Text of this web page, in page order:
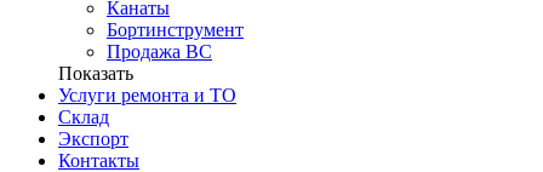
Канаты
Бортинструмент
Продажа ВС
Показать
Услуги ремонта и ТО
Склад
Экспорт
Контакты